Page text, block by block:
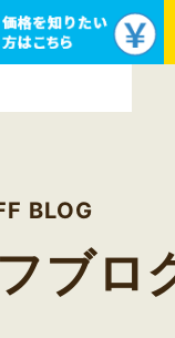
BLOG
ブロ